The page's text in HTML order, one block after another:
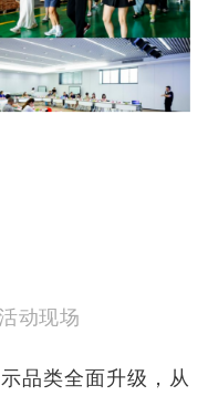
动现场
品类全面升级，从